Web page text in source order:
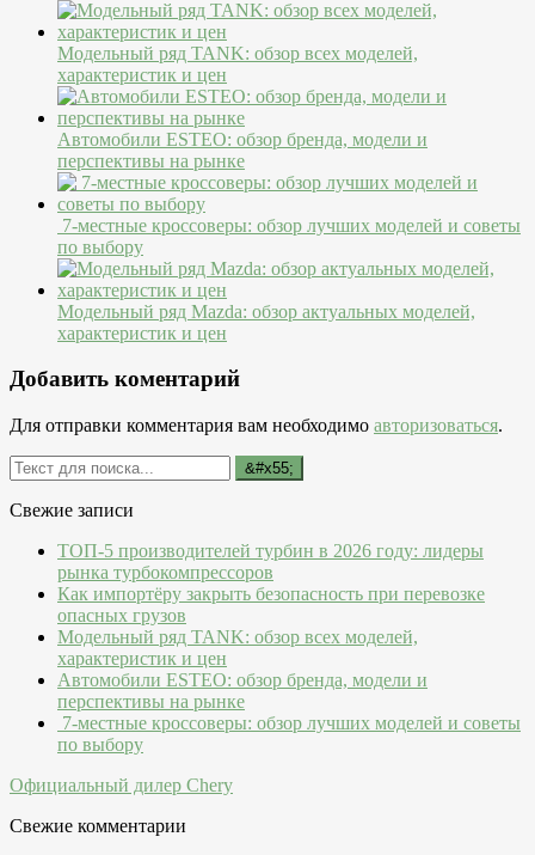
Модельный ряд TANK: обзор всех моделей,
характеристик и цен
Автомобили ESTEO: обзор бренда, модели и
перспективы на рынке
7-местные кроссоверы: обзор лучших моделей и советы
по выбору
Модельный ряд Mazda: обзор актуальных моделей,
характеристик и цен
Добавить коментарий
Для отправки комментария вам необходимо авторизоваться.
Свежие записи
ТОП-5 производителей турбин в 2026 году: лидеры
рынка турбокомпрессоров
Как импортёру закрыть безопасность при перевозке
опасных грузов
Модельный ряд TANK: обзор всех моделей,
характеристик и цен
Автомобили ESTEO: обзор бренда, модели и
перспективы на рынке
7-местные кроссоверы: обзор лучших моделей и советы
по выбору
Официальный дилер Chery
Свежие комментарии